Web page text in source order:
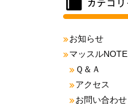
お知らせ
マッスルNOTE
Ｑ＆Ａ
アクセス
お問い合わせ